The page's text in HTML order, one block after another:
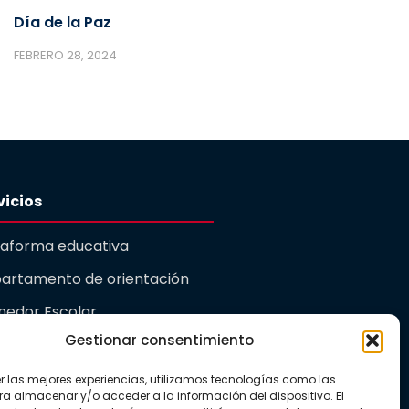
Gestionar consentimiento
las mejores experiencias, utilizamos tecnologías como las
almacenar y/o acceder a la información del dispositivo. El
Día de la Paz
FEBRERO 28, 2024
educativa
de orientación
Escolar